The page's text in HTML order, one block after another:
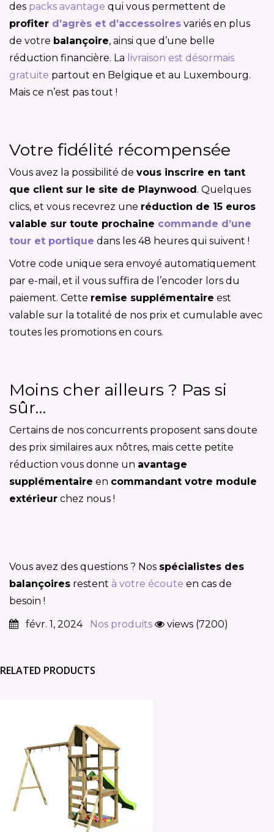
des packs avantage qui vous permettent de
profiter d’agrès et d’accessoires variés en plus
de votre balançoire, ainsi que d’une belle
réduction financière. La livraison est désormais
gratuite partout en Belgique et au Luxembourg.
Mais ce n’est pas tout !
Votre fidélité récompensée
Vous avez la possibilité de vous inscrire en tant
que client sur le site de Playnwood . Quelques
clics, et vous recevrez une réduction de 15 euros
valable sur toute prochaine commande d’une
tour et portique dans les 48 heures qui suivent !
Votre code unique sera envoyé automatiquement
par e-mail, et il vous suffira de l’encoder lors du
paiement. Cette remise supplémentaire est
valable sur la totalité de nos prix et cumulable avec
toutes les promotions en cours.
Moins cher ailleurs ? Pas si
sûr…
Certains de nos concurrents proposent sans doute
des prix similaires aux nôtres, mais cette petite
réduction vous donne un avantage
supplémentaire en commandant votre module
extérieur chez nous !
Vous avez des questions ? Nos spécialistes des
balançoires restent à votre écoute en cas de
besoin !
févr. 1, 2024
Nos produits views (7200)
RELATED PRODUCTS